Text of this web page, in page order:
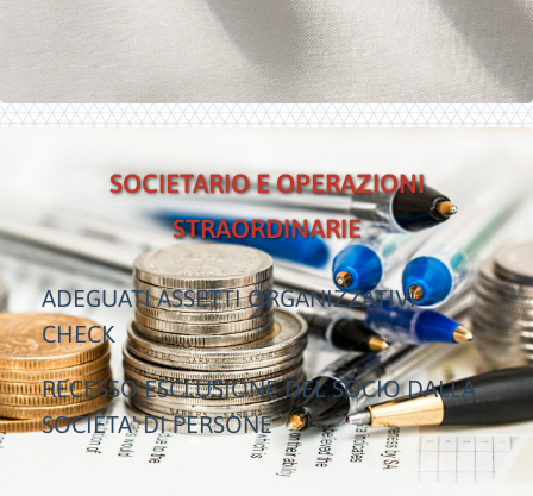
SOCIETARIO E OPERAZIONI
STRAORDINARIE
ADEGUATI ASSETTI ORGANIZZATIVI -
CHECK
RECESSO ESCLUSIONE DEL SOCIO DALLA
SOCIETA' DI PERSONE